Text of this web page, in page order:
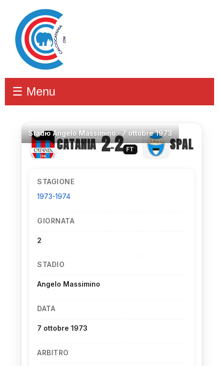
☰ Menu
StadioAngelo Massimino ·7 ottobre 1973
CATANIA 2–2 FT SPAL
STAGIONE
1973-1974
GIORNATA
2
STADIO
Angelo Massimino
DATA
7 ottobre 1973
ARBITRO